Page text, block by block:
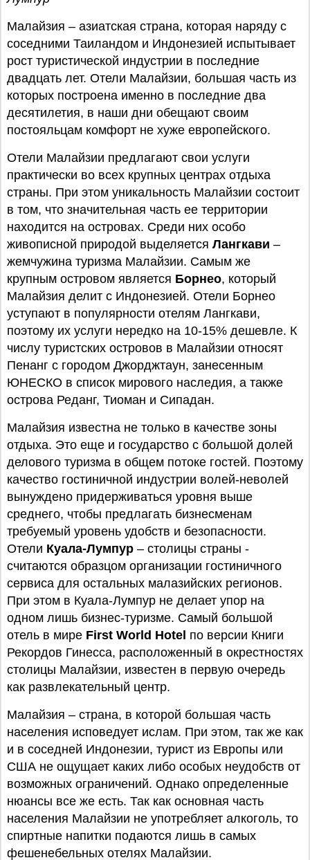
Малайзия – азиатская страна, которая наряду с
соседними Таиландом и Индонезией испытывает
рост туристической индустрии в последние
двадцать лет. Отели Малайзии, большая часть из
которых построена именно в последние два
десятилетия, в наши дни обещают своим
постояльцам комфорт не хуже европейского.
Отели Малайзии предлагают свои услуги
практически во всех крупных центрах отдыха
страны. При этом уникальность Малайзии состоит
в том, что значительная часть ее территории
находится на островах. Среди них особо
живописной природой выделяется Лангкави –
жемчужина туризма Малайзии. Самым же
крупным островом является Борнео, который
Малайзия делит с Индонезией. Отели Борнео
уступают в популярности отелям Лангкави,
поэтому их услуги нередко на 10-15% дешевле. К
числу туристских островов в Малайзии относят
Пенанг с городом Джорджтаун, занесенным
ЮНЕСКО в список мирового наследия, а также
острова Реданг, Тиоман и Сипадан.
Малайзия известна не только в качестве зоны
отдыха. Это еще и государство с большой долей
делового туризма в общем потоке гостей. Поэтому
качество гостиничной индустрии волей-неволей
вынуждено придерживаться уровня выше
среднего, чтобы предлагать бизнесменам
требуемый уровень удобств и безопасности.
Отели Куала-Лумпур – столицы страны -
считаются образцом организации гостиничного
сервиса для остальных малазийских регионов.
При этом в Куала-Лумпур не делает упор на
одном лишь бизнес-туризме. Самый большой
отель в мире First World Hotel по версии Книги
Рекордов Гинесса, расположенный в окрестностях
столицы Малайзии, известен в первую очередь
как развлекательный центр.
Малайзия – страна, в которой большая часть
населения исповедует ислам. При этом, так же как
и в соседней Индонезии, турист из Европы или
США не ощущает каких либо особых неудобств от
возможных ограничений. Однако определенные
нюансы все же есть. Так как основная часть
населения Малайзии не употребляет алкоголь, то
спиртные напитки подаются лишь в самых
фешенебельных отелях Малайзии.